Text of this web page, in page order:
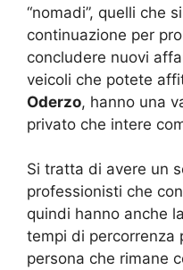
“nomadi”, quelli che
continuazione per
concludere nuovi
veicoli che potete
Oderzo, hanno una
privato che intere
Si tratta di avere un
professionisti che
quindi hanno anche
tempi di percorrenza
persona che rimane